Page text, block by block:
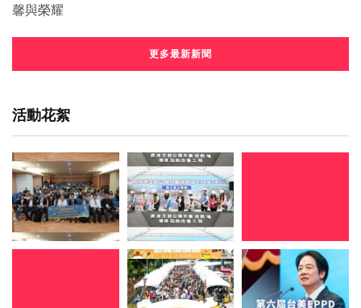
更多最新新聞
活動花絮